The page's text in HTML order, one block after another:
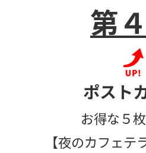
第
ポスト
お得な５
【夜のカフェテ